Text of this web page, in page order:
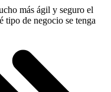
más ágil y seguro el
tipo de negocio se tenga